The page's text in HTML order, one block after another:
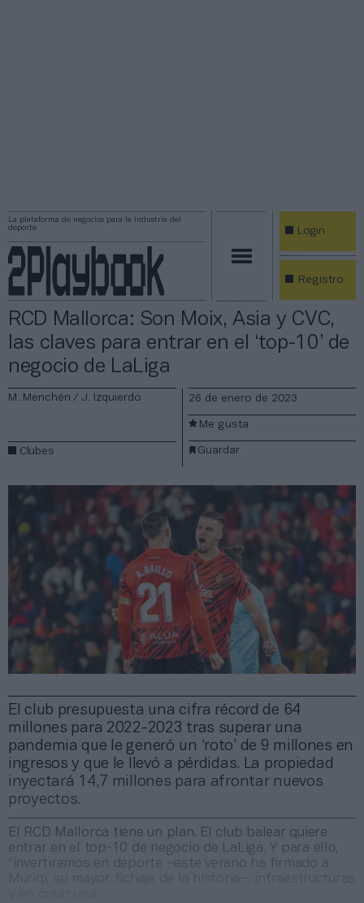
La plataforma de negocios para la industria del
deporte
Login
Registro
RCD Mallorca: Son Moix, Asia y CVC,
las claves para entrar en el ‘top-10’ de
negocio de LaLiga
El club presupuesta una cifra récord de 64
millones para 2022-2023 tras superar una
pandemia que le generó un ‘roto’ de 9 millones en
ingresos y que le llevó a pérdidas. La propiedad
inyectará 14,7 millones para afrontar nuevos
proyectos.
M. Menchén / J. Izquierdo
Clubes
26 de enero de 2023
Guardar
Me gusta
El RCD Mallorca tiene un plan. El club balear quiere
entrar en el top-10 de negocio de LaLiga. Y para ello,
“invertiremos en deporte –este verano ha firmado a